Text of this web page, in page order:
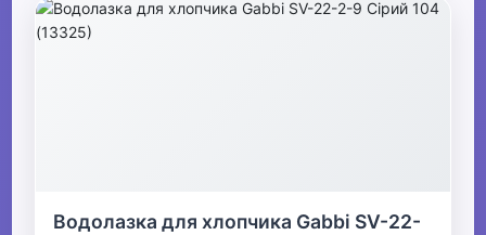
Водолазка для хлопчика Gabbi SV-22-